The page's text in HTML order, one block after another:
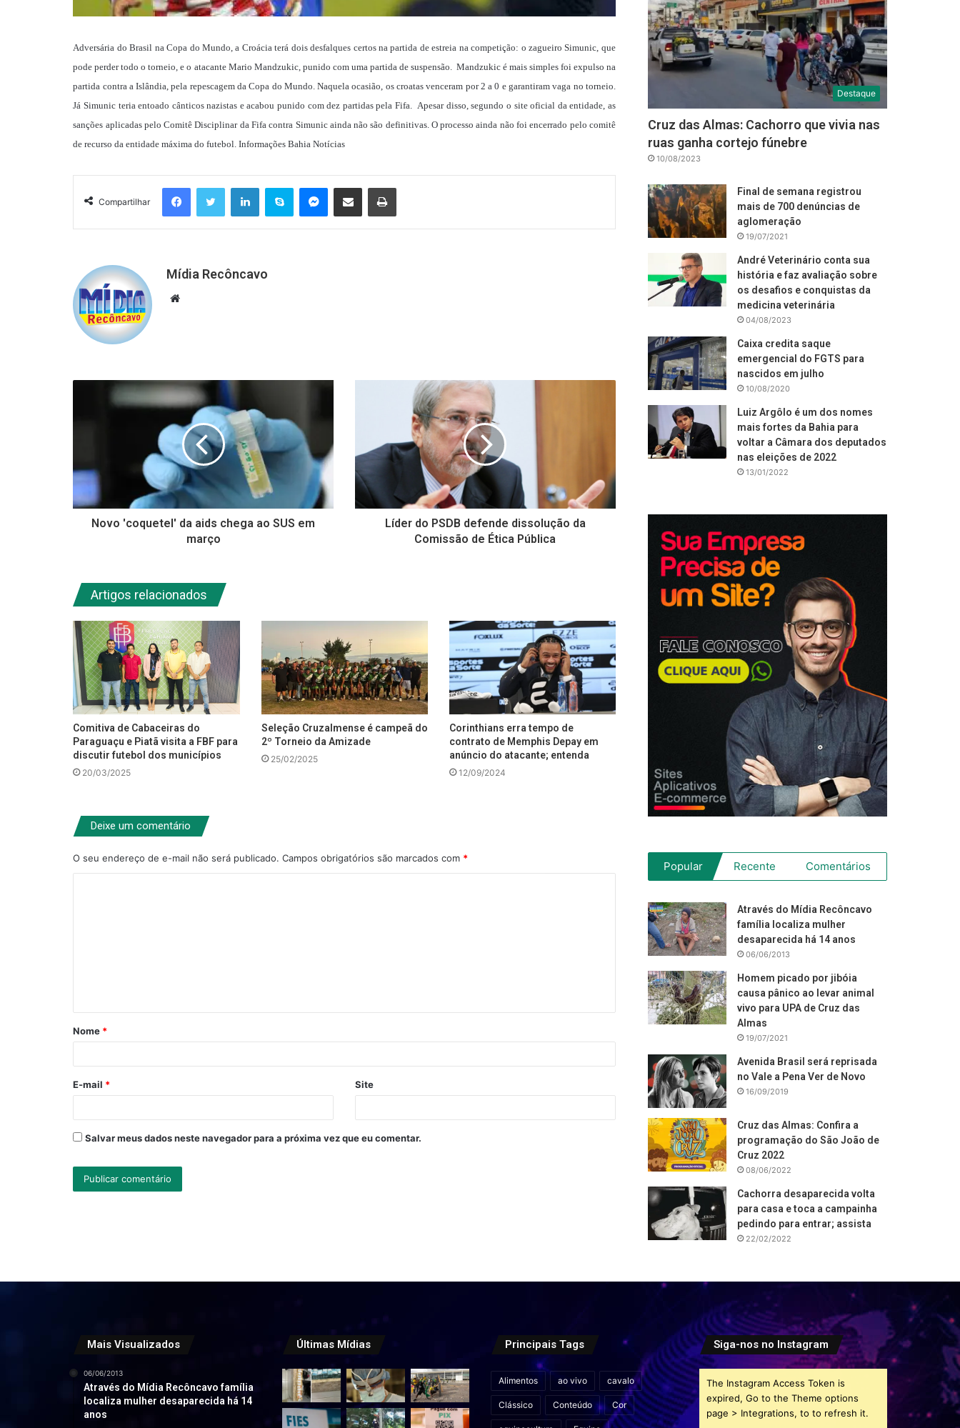
Adversária do Brasil na Copa do Mundo, a Croácia terá dois desfalques certos na partida de estreia na competição: o zagueiro Simunic, que
pode perder todo o torneio, e o atacante Mario Mandzukic, punido com uma partida de suspensão. Mandzukic é mais simples foi expulso na
partida contra a Islândia, pela repescagem da Copa do Mundo. Naquela ocasião, os croatas venceram por 2 a 0 e garantiram vaga no torneio.
Já Simunic teria entoado cânticos nazistas e acabou punido com dez partidas pela Fifa. Apesar disso, segundo o site oficial da entidade, as
sanções aplicadas pelo Comitê Disciplinar da Fifa contra Simunic ainda não são definitivas. O processo ainda não foi encerrado pelo comitê
de recurso da entidade máxima do futebol. Informações Bahia Notícias
Compartilhar
FacebookTwitter LinkedinSkype Messenger
Compartilhar via e-mail Imprimir
Mídia Recôncavo
Website
Novo 'coquetel' da aids chega ao SUS em
março
Líder do PSDB defende dissolução da
Comissão de Ética Pública
Artigos relacionados
Comitiva de Cabaceiras do
Paraguaçu e Piatã visita a FBF para
discutir futebol dos municípios
20/03/2025
Seleção Cruzalmense é campeã do
2º Torneio da Amizade
25/02/2025
Corinthians erra tempo de
contrato de Memphis Depay em
anúncio do atacante; entenda
12/09/2024
Deixe um comentário
O seu endereço de e-mail não será publicado. Campos obrigatórios são marcados com *
á
r
*
Nome *
E-mail * Site
Salvar meus dados neste navegador para a próxima vez que eu comentar.
Destaque
Cruz das Almas: Cachorro que vivia nas
ruas ganha cortejo fúnebre
10/08/2023
Final de semana registrou
mais de 700 denúncias de
aglomeração
19/07/2021
André Veterinário conta sua
história e faz avaliação sobre
os desafios e conquistas da
medicina veterinária
04/08/2023
Caixa credita saque
emergencial do FGTS para
nascidos em julho
10/08/2020
Luiz Argôlo é um dos nomes
mais fortes da Bahia para
voltar a Câmara dos deputados
nas eleições de 2022
13/01/2022
Popular Recente Comentários
Através do Mídia Recôncavo
família localiza mulher
desaparecida há 14 anos
06/06/2013
Homem picado por jibóia
causa pânico ao levar animal
vivo para UPA de Cruz das
Almas
19/07/2021
Avenida Brasil será reprisada
no Vale a Pena Ver de Novo
16/09/2019
Cruz das Almas: Confira a
programação do São João de
Cruz 2022
08/06/2022
Cachorra desaparecida volta
para casa e toca a campainha
pedindo para entrar; assista
22/02/2022
Mais Visualizados
06/06/2013
Através do Mídia Recôncavo família
localiza mulher desaparecida há 14
anos
Últimas Mídias Principais Tags
Alimentos ao vivo cavalo
Clássico Conteúdo Cor
Siga-nos no Instagram
The Instagram Access Token is
expired, Go to the Theme options
page > Integrations, to to refresh it.